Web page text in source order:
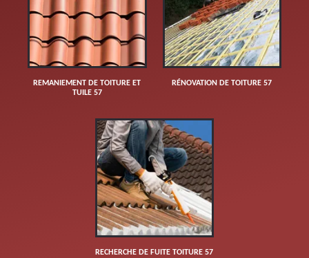
REMANIEMENT DE TOITURE ET
TUILE 57
RÉNOVATION DE TOITURE 57
RECHERCHE DE FUITE TOITURE 57